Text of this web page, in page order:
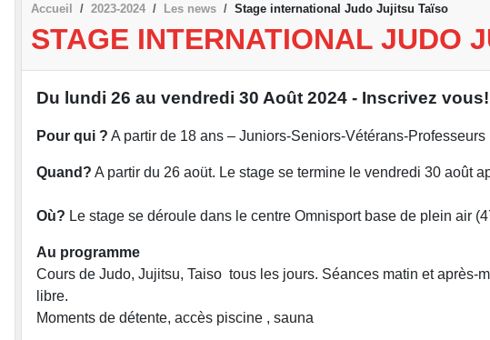
Accueil 2023-2024 Les news Stage international Judo Jujitsu Taïso
STAGE INTERNATIONAL JUDO
Du lundi 26 au vendredi 30 Août 2024 - Inscrivez vous!
Pour qui ? A partir de 18 ans – Juniors-Seniors-Vétérans-Professeurs
Quand? A partir du 26 aoüt. Le stage se termine le vendredi 30 août
Où? Le stage se déroule dans le centre Omnisport base de plein air
Au programme
Cours de Judo, Jujitsu, Taiso tous les jours. Séances matin et après-
libre.
Moments de détente, accès piscine , sauna